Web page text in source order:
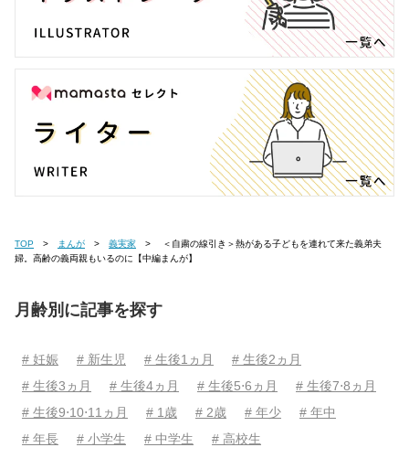
TOP まんが 義実家
婦。高齢の義両親もいるのに【中編まんが】
月齢別に記事を探す
# 妊娠 # 新生児 # 生後1ヵ月
# 生後2ヵ月
# 生後3ヵ月
# 生後4ヵ月 # 生後5⋅6ヵ月
# 生後7⋅8ヵ月
# 生後9⋅10⋅11ヵ月
# 1歳 # 2歳 # 年少
# 年中
# 年長
# 小学生 # 中学生 # 高校生